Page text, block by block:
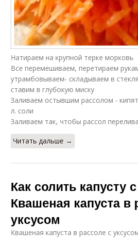
Натираем на крупной терке морковь
Все перемешиваем, перетираем
утрамбовываем- складываем в
ставим в глубокую миску
Заливаем остывшим рассолом -
л. соли
Заливаем так, чтобы рассол
Читать дальше →
Как солить капусту
Квашеная капуста в
уксусом
Квашеная капуста в рассоле с